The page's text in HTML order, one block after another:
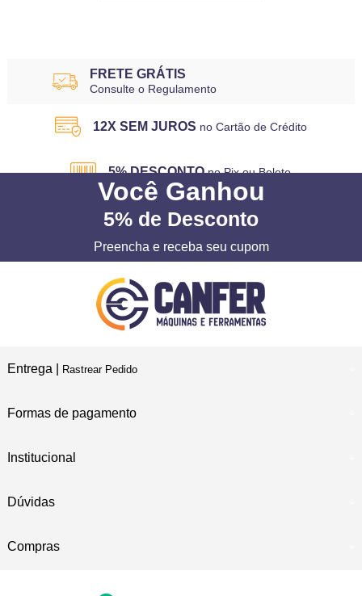
FRETE GRÁTIS
Consulte o Regulamento
12X SEM JUROS no Cartão de Crédito
5% DESCONTO no Pix ou Boleto
Você Ganhou
5% de Desconto
Preencha e receba seu cupom
Entrega | Rastrear Pedido
Formas de pagamento
Institucional
Dúvidas
Compras